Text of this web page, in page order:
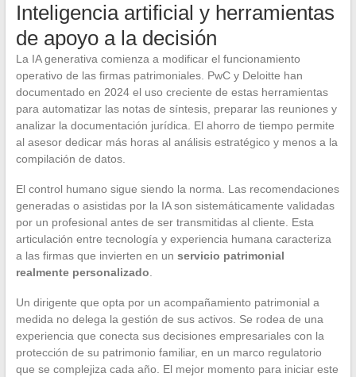
Inteligencia artificial y herramientas
de apoyo a la decisión
La IA generativa comienza a modificar el funcionamiento
operativo de las firmas patrimoniales. PwC y Deloitte han
documentado en 2024 el uso creciente de estas herramientas
para automatizar las notas de síntesis, preparar las reuniones y
analizar la documentación jurídica. El ahorro de tiempo permite
al asesor dedicar más horas al análisis estratégico y menos a la
compilación de datos.
El control humano sigue siendo la norma. Las recomendaciones
generadas o asistidas por la IA son sistemáticamente validadas
por un profesional antes de ser transmitidas al cliente. Esta
articulación entre tecnología y experiencia humana caracteriza
a las firmas que invierten en un servicio patrimonial
realmente personalizado.
Un dirigente que opta por un acompañamiento patrimonial a
medida no delega la gestión de sus activos. Se rodea de una
experiencia que conecta sus decisiones empresariales con la
protección de su patrimonio familiar, en un marco regulatorio
que se complejiza cada año. El mejor momento para iniciar este